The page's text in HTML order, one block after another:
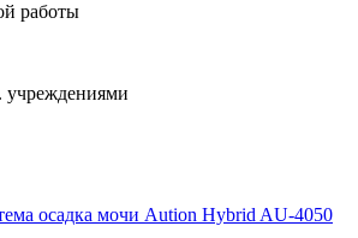
работы
учреждениями
осадка мочи Aution Hybrid AU-4050